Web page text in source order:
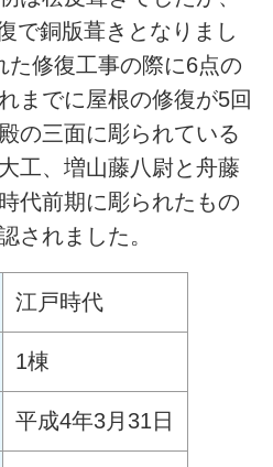
で銅版葺きとなりまし
た修復工事の際に6点の
までに屋根の修復が5回
の三面に彫られている
工、増山藤八尉と舟藤
代前期に彫られたもの
されました。
江戸時代
1棟
平成4年3月31日